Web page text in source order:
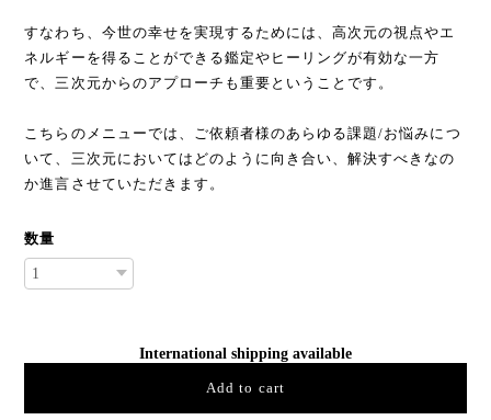
すなわち、今世の幸せを実現するためには、高次元の視点やエ
ネルギーを得ることができる鑑定やヒーリングが有効な一方
で、三次元からのアプローチも重要ということです。
こちらのメニューでは、ご依頼者様のあらゆる課題/お悩みにつ
いて、三次元においてはどのように向き合い、解決すべきなの
か進言させていただきます。
数量
International shipping available
Add to cart